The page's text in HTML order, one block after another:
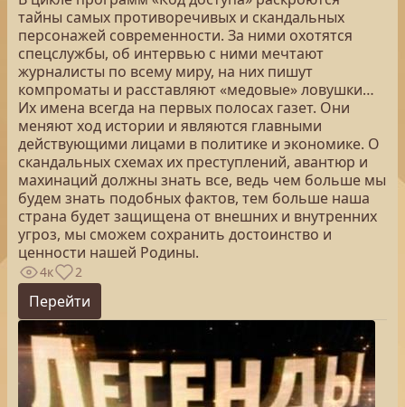
тайны самых противоречивых и скандальных
персонажей современности. За ними охотятся
спецслужбы, об интервью с ними мечтают
журналисты по всему миру, на них пишут
компроматы и расставляют «медовые» ловушки…
Их имена всегда на первых полосах газет. Они
меняют ход истории и являются главными
действующими лицами в политике и экономике. О
скандальных схемах их преступлений, авантюр и
махинаций должны знать все, ведь чем больше мы
будем знать подобных фактов, тем больше наша
страна будет защищена от внешних и внутренних
угроз, мы сможем сохранить достоинство и
ценности нашей Родины.
4к 2
Перейти